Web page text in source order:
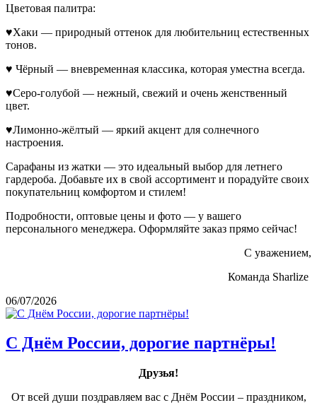
Цветовая палитра:
♥Хаки — природный оттенок для любительниц естественных
тонов.
♥ Чёрный — вневременная классика, которая уместна всегда.
♥Серо-голубой — нежный, свежий и очень женственный
цвет.
♥Лимонно-жёлтый — яркий акцент для солнечного
настроения.
Сарафаны из жатки — это идеальный выбор для летнего
гардероба. Добавьте их в свой ассортимент и порадуйте своих
покупательниц комфортом и стилем!
Подробности, оптовые цены и фото — у вашего
персонального менеджера. Оформляйте заказ прямо сейчас!
С уважением,
Команда Sharlize
06/07/2026
С Днём России, дорогие партнёры!
Друзья!
От всей души поздравляем вас с Днём России – праздником,